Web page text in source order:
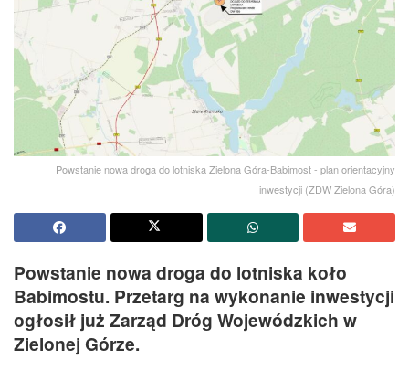
Powstanie nowa droga do lotniska Zielona Góra-Babimost - plan orientacyjny
inwestycji (ZDW Zielona Góra)
Powstanie nowa droga do lotniska koło
Babimostu. Przetarg na wykonanie inwestycji
ogłosił już Zarząd Dróg Wojewódzkich w
Zielonej Górze.